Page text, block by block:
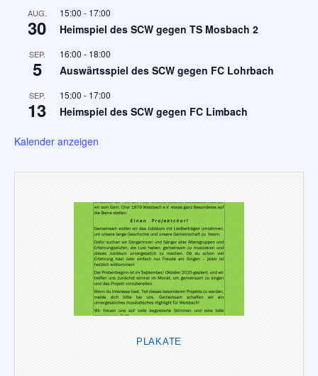
AUG.
30
15:00 - 17:00
Heimspiel des SCW gegen TS Mosbach 2
SEP.
5
16:00 - 18:00
Auswärtsspiel des SCW gegen FC Lohrbach
SEP.
13
15:00 - 17:00
Heimspiel des SCW gegen FC Limbach
Kalender anzeigen
PLAKATE